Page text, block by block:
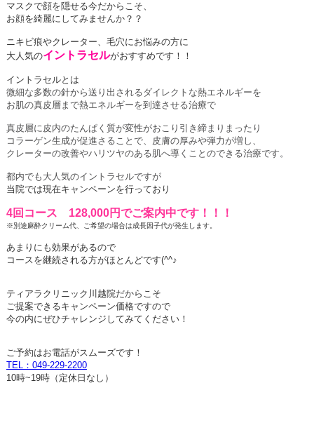
マスクで顔を隠せる今だからこそ、
お顔を綺麗にしてみませんか？？
ニキビ痕やクレーター、毛穴にお悩みの方に
大人気のイントラセルがおすすめです！！
イントラセルとは
微細な多数の針から送り出されるダイレクトな熱エネルギーを
お肌の真皮層まで熱エネルギーを到達させる治療で
真皮層に皮内のたんぱく質が変性がおこり引き締まりまったり
コラーゲン生成が促進さることで、皮膚の厚みや弾力が増し、
クレーターの改善やハリツヤのある肌へ導くことのできる治療です。
都内でも大人気のイントラセルですが
当院では現在キャンペーンを行っており
4回コース 128,000円でご案内中です！！！
※別途麻酔クリーム代、ご希望の場合は成長因子代が発生します。
あまりにも効果があるので
コースを継続される方がほとんどです(^^♪
ティアラクリニック川越院だからこそ
ご提案できるキャンペーン価格ですので
今の内にぜひチャレンジしてみてください！
ご予約はお電話がスムーズです！
TEL：049-229-2200
10時~19時（定休日なし）